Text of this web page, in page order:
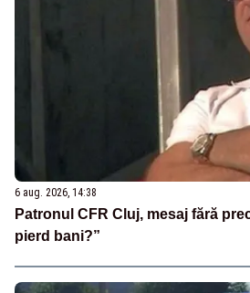
6 aug. 2026, 14:38
Patronul CFR Cluj, mesaj fără
pierd bani?”